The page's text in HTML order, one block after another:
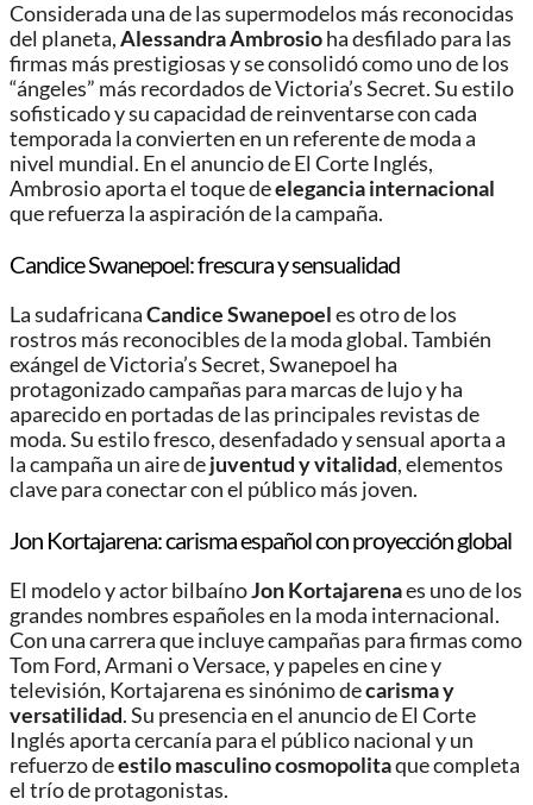
Considerada una de las supermodelos más reconocidas
del planeta,Alessandra Ambrosioha desfilado para las
firmas más prestigiosas y se consolidó como uno de los
“ángeles” más recordados de Victoria’s Secret. Su estilo
sofisticado y su capacidad de reinventarse con cada
temporada la convierten en un referente de moda a
nivel mundial. En el anuncio de El Corte Inglés,
Ambrosio aporta el toque deelegancia internacional
que refuerza la aspiración de la campaña.
Candice Swanepoel: frescura y sensualidad
La sudafricanaCandice Swanepoeles otro de los
rostros más reconocibles de la moda global. También
exángel de Victoria’s Secret, Swanepoel ha
protagonizado campañas para marcas de lujo y ha
aparecido en portadas de las principales revistas de
moda. Su estilo fresco, desenfadado y sensual aporta a
la campaña un aire dejuventud y vitalidad, elementos
clave para conectar con el público más joven.
Jon Kortajarena: carisma español con proyección global
El modelo y actor bilbaínoJon Kortajarenaes uno de los
grandes nombres españoles en la moda internacional.
Con una carrera que incluye campañas para firmas como
Tom Ford, Armani o Versace, y papeles en cine y
televisión, Kortajarena es sinónimo decarisma y
versatilidad. Su presencia en el anuncio de El Corte
Inglés aporta cercanía para el público nacional y un
refuerzo deestilo masculino cosmopolitaque completa
el trío de protagonistas.